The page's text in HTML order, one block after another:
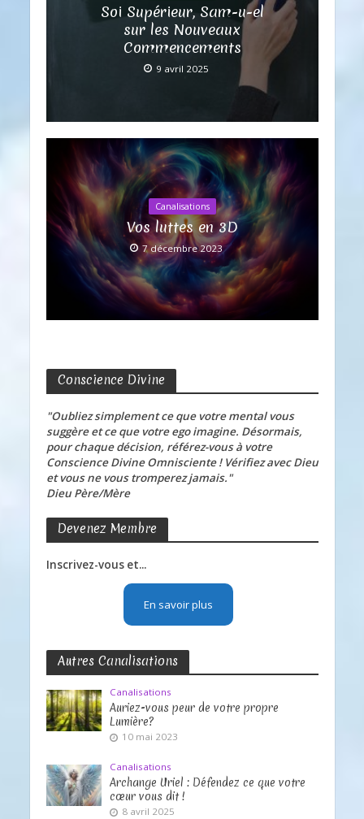
Soi Supérieur, Sam-u-el
sur les Nouveaux
Commencements
9 avril 2025
Canalisations
Vos luttes en 3D
7 décembre 2023
Conscience Divine
"Oubliez simplement ce que votre mental vous
suggère et ce que votre ego imagine. Désormais,
pour chaque décision, référez-vous à votre
Conscience Divine Omnisciente ! Vérifiez avec Dieu
et vous ne vous tromperez jamais."
Dieu Père/Mère
Devenez Membre
Inscrivez-vous et...
En savoir plus
Autres Canalisations
Canalisations
Auriez-vous peur de votre propre
Lumière?
10 mai 2023
Canalisations
Archange Uriel : Défendez ce que votre
cœur vous dit !
8 avril 2025